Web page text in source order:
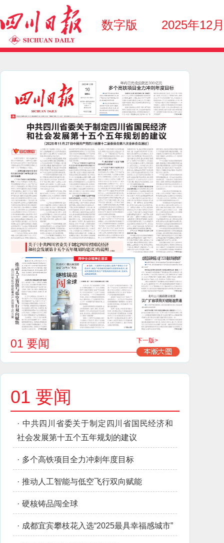
数字版 2025年12
01 要闻 下一版>
01 要闻
· 中共四川省委关于制定四川省国民经济和
社会发展第十五个五年规划的建议
· 多个高铁项目全力冲刺年度目标
· 推动人工智能与低空飞行双向赋能
· 硬核铸品闯全球
· 成都宜宾攀枝花入选“2025最具幸福感城市”